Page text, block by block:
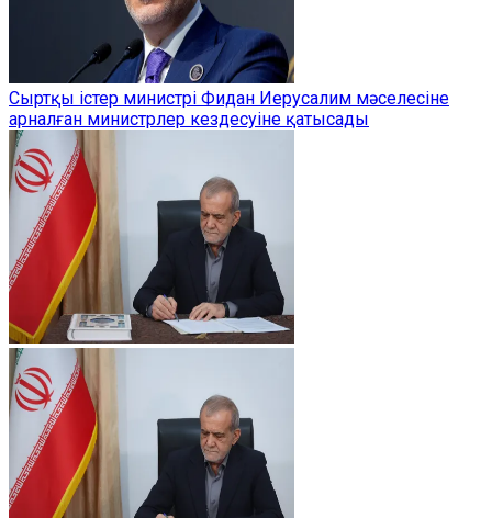
Сыртқы істер министрі Фидан Иерусалим мәселесіне
арналған министрлер кездесуіне қатысады